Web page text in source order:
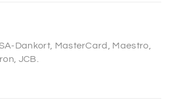
Dankort, MasterCard, Maestro,
JCB.